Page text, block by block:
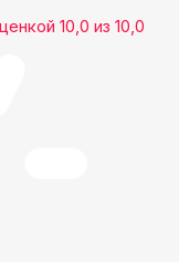
10,0 из 10,0